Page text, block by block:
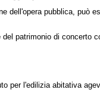
pubblica, può
patrimonio di concerto
l'edilizia abitativa